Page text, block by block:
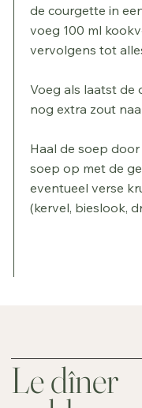
de courgette in
voeg 100 ml
vervolgens tot
Voeg als laatst de
nog extra zout
Haal de soep
soep op met de
eventueel verse
(kervel, bieslook,
Le dîner